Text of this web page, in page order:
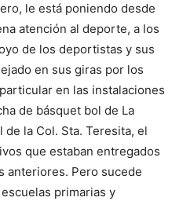
le está poniendo desde
atención al deporte, a los
de los deportistas y sus
en sus giras por los
en las instalaciones
de básquet bol de La
de la Col. Sta. Teresita, el
que estaban entregados
anteriores. Pero sucede
primarias y